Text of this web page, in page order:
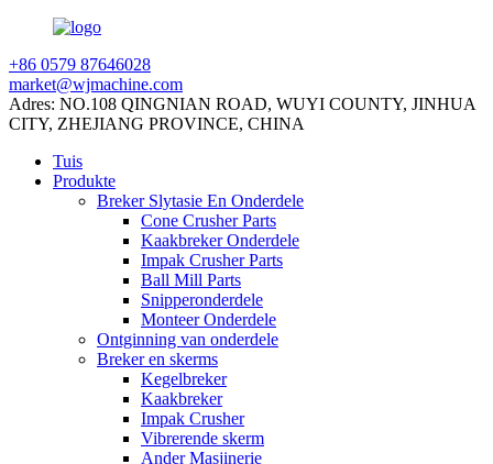
+86 0579 87646028
market@wjmachine.com
Adres: NO.108 QINGNIAN ROAD, WUYI COUNTY, JINHUA
CITY, ZHEJIANG PROVINCE, CHINA
Tuis
Produkte
Breker Slytasie En Onderdele
Cone Crusher Parts
Kaakbreker Onderdele
Impak Crusher Parts
Ball Mill Parts
Snipperonderdele
Monteer Onderdele
Ontginning van onderdele
Breker en skerms
Kegelbreker
Kaakbreker
Impak Crusher
Vibrerende skerm
Ander Masjinerie